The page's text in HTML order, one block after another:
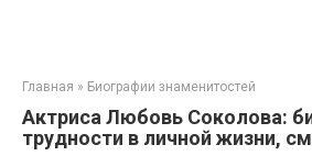
Главная » Биографии знаменитостей
Актриса Любовь Соколова:
трудности в личной жизни,